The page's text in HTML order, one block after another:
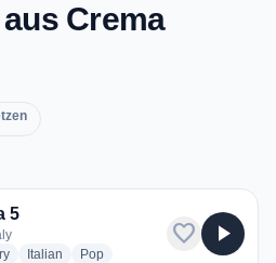
Crema
5
radio stations
Italian radio stations
Popradio stations
favorite play_arrow